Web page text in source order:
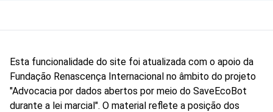
Esta funcionalidade do site foi atualizada com o apoio da
Fundação Renascença Internacional no âmbito do projeto
"Advocacia por dados abertos por meio do SaveEcoBot
durante a lei marcial". O material reflete a posição dos